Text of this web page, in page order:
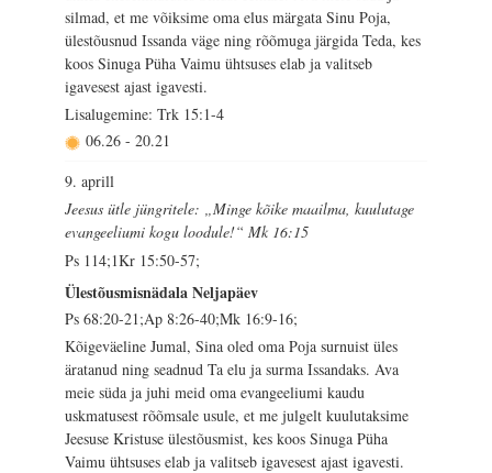
silmad, et me võiksime oma elus märgata Sinu Poja,
ülestõusnud Issanda väge ning rõõmuga järgida Teda, kes
koos Sinuga Püha Vaimu ühtsuses elab ja valitseb
igavesest ajast igavesti.
Lisalugemine: Trk 15:1-4
06.26 - 20.21
9. aprill
Jeesus ütle jüngritele: „Minge kõike maailma, kuulutage
evangeeliumi kogu loodule!“ Mk 16:15
Ps 114;1Kr 15:50-57;
Ülestõusmisnädala Neljapäev
Ps 68:20-21;Ap 8:26-40;Mk 16:9-16;
Kõigeväeline Jumal, Sina oled oma Poja surnuist üles
äratanud ning seadnud Ta elu ja surma Issandaks. Ava
meie süda ja juhi meid oma evangeeliumi kaudu
uskmatusest rõõmsale usule, et me julgelt kuulutaksime
Jeesuse Kristuse ülestõusmist, kes koos Sinuga Püha
Vaimu ühtsuses elab ja valitseb igavesest ajast igavesti.